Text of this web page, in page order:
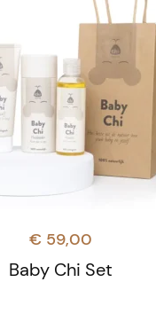
Baby Chi Set
€ 59,00